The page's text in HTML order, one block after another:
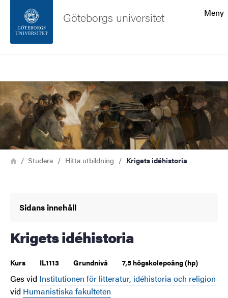
Sidfoten
Om webbplatsen
Meny
Göteborgs universitet
Bild
Länkstig
HemStudera Hitta utbildning Krigets idéhistoria
Sidans innehåll
Krigets idéhistoria
Kurs IL1113 Grundnivå 7,5 högskolepoäng (hp)
Ges vid Institutionen för litteratur, idéhistoria och religion
vid Humanistiska fakulteten